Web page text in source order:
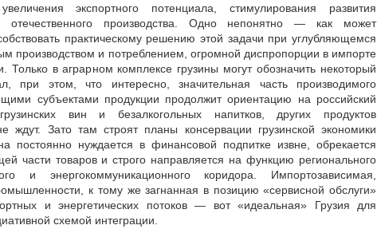
экспортного потенциала, стимулирования развития
отечественного производства. Одно непонятно — как может
практическому решению этой задачи при углубляющемся
производством и потреблением, огромной диспропорции в импорте
Только в аграрном комплексе грузины могут обозначить некоторый
при этом, что интересно, значительная часть производимого
субъектами продукции продолжит ориентацию на российский
вин и безалкогольных напитков, других продуктов
ждут. Зато там строят планы консервации грузинской экономики
постоянно нуждается в финансовой подпитке извне, обрекается
части товаров и строго направляется на функцию регионального
и энергокоммуникационного коридора. Импортозависимая,
к тому же загнанная в позицию «сервисной обслуги»
и энергетических потоков — вот «идеальная» Грузия для
схемой интеграции.